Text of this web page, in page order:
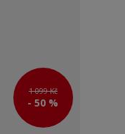
1 099 Kč
- 50 %